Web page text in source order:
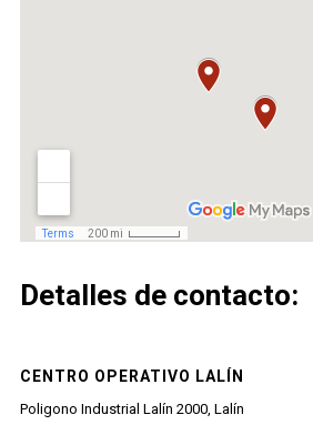
Detalles de contacto:
CENTRO OPERATIVO LALÍN
Poligono Industrial Lalín 2000, Lalín